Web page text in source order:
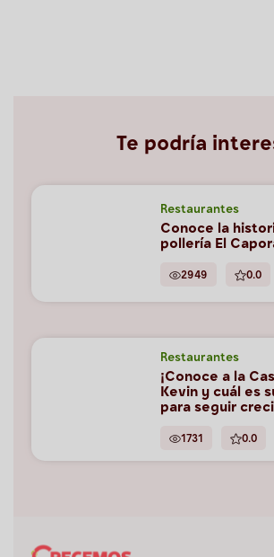
Te podría
Restaurantes
Conoce la
pollería El
2949 0.0
Restaurantes
¡Conoce a la
Kevin y cuál es
para seguir
1731 0.0